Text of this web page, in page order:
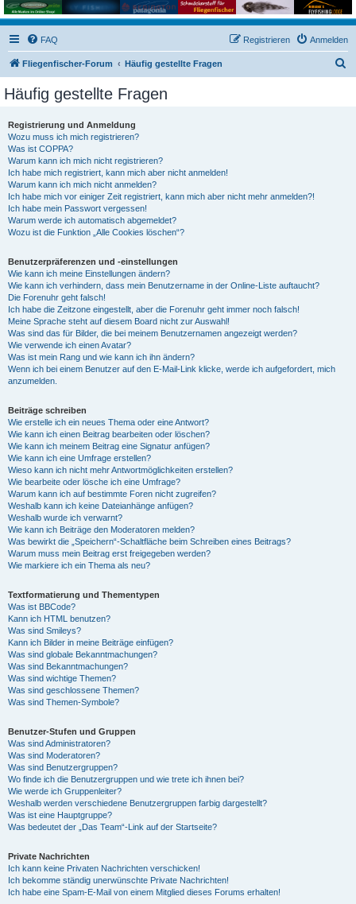
FAQ Anmelden
Registrieren
Fliegenfischer-Forum Häufig gestellte Fragen
Häufig gestellte Fragen
Registrierung und Anmeldung
Wozu muss ich mich registrieren?
Was ist COPPA?
Warum kann ich mich nicht registrieren?
Ich habe mich registriert, kann mich aber nicht anmelden!
Warum kann ich mich nicht anmelden?
Ich habe mich vor einiger Zeit registriert, kann mich aber nicht mehr anmelden?!
Ich habe mein Passwort vergessen!
Warum werde ich automatisch abgemeldet?
Wozu ist die Funktion „Alle Cookies löschen“?
Benutzerpräferenzen und -einstellungen
Wie kann ich meine Einstellungen ändern?
Wie kann ich verhindern, dass mein Benutzername in der Online-Liste auftaucht?
Die Forenuhr geht falsch!
Ich habe die Zeitzone eingestellt, aber die Forenuhr geht immer noch falsch!
Meine Sprache steht auf diesem Board nicht zur Auswahl!
Was sind das für Bilder, die bei meinem Benutzernamen angezeigt werden?
Wie verwende ich einen Avatar?
Was ist mein Rang und wie kann ich ihn ändern?
Wenn ich bei einem Benutzer auf den E-Mail-Link klicke, werde ich aufgefordert, mich
anzumelden.
Beiträge schreiben
Wie erstelle ich ein neues Thema oder eine Antwort?
Wie kann ich einen Beitrag bearbeiten oder löschen?
Wie kann ich meinem Beitrag eine Signatur anfügen?
Wie kann ich eine Umfrage erstellen?
Wieso kann ich nicht mehr Antwortmöglichkeiten erstellen?
Wie bearbeite oder lösche ich eine Umfrage?
Warum kann ich auf bestimmte Foren nicht zugreifen?
Weshalb kann ich keine Dateianhänge anfügen?
Weshalb wurde ich verwarnt?
Wie kann ich Beiträge den Moderatoren melden?
Was bewirkt die „Speichern“-Schaltfläche beim Schreiben eines Beitrags?
Warum muss mein Beitrag erst freigegeben werden?
Wie markiere ich ein Thema als neu?
Textformatierung und Thementypen
Was ist BBCode?
Kann ich HTML benutzen?
Was sind Smileys?
Kann ich Bilder in meine Beiträge einfügen?
Was sind globale Bekanntmachungen?
Was sind Bekanntmachungen?
Was sind wichtige Themen?
Was sind geschlossene Themen?
Was sind Themen-Symbole?
Benutzer-Stufen und Gruppen
Was sind Administratoren?
Was sind Moderatoren?
Was sind Benutzergruppen?
Wo finde ich die Benutzergruppen und wie trete ich ihnen bei?
Wie werde ich Gruppenleiter?
Weshalb werden verschiedene Benutzergruppen farbig dargestellt?
Was ist eine Hauptgruppe?
Was bedeutet der „Das Team“-Link auf der Startseite?
Private Nachrichten
Ich kann keine Privaten Nachrichten verschicken!
Ich bekomme ständig unerwünschte Private Nachrichten!
Ich habe eine Spam-E-Mail von einem Mitglied dieses Forums erhalten!